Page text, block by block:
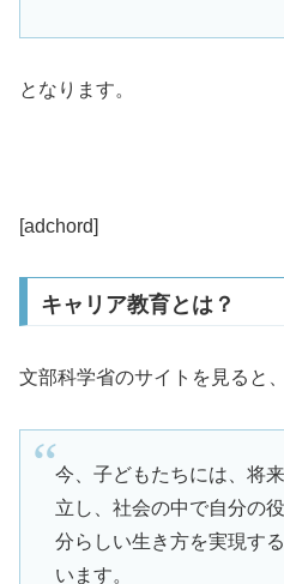
となります。
[adchord]
キャリア教育とは？
文部科学省のサイトを見ると、
今、子どもたちには、将
立し、社会の中で自分の
分らしい生き方を実現す
います。